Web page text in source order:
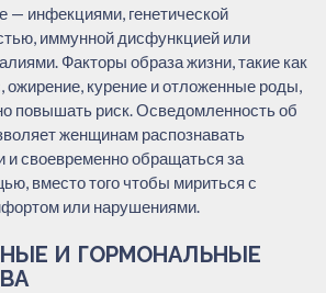
— инфекциями, генетической
иммунной дисфункцией или
Факторы образа жизни, такие как
ожирение, курение и отложенные роды,
повышать риск. Осведомленность об
женщинам распознавать
и своевременно обращаться за
вместо того чтобы мириться с
или нарушениями.
И ГОРМОНАЛЬНЫЕ